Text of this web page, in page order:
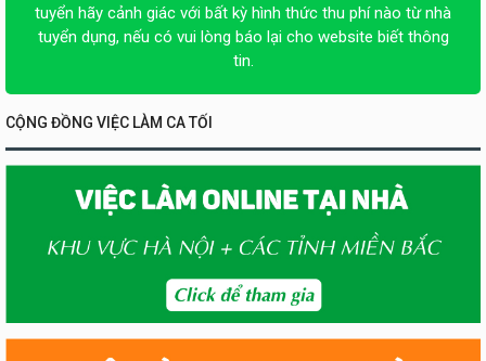
tuyển hãy cảnh giác với bất kỳ hình thức thu phí nào từ nhà
tuyển dụng, nếu có vui lòng báo lại cho website biết thông
tin.
CỘNG ĐỒNG VIỆC LÀM CA TỐI